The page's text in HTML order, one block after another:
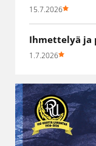
15.7.2026
Ihmettelyä ja
1.7.2026